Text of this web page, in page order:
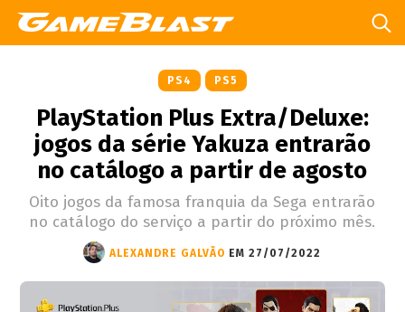
PS4 PS5
PlayStation Plus Extra/Deluxe:
jogos da série Yakuza entrarão
no catálogo a partir de agosto
Oito jogos da famosa franquia da Sega entrarão
no catálogo do serviço a partir do próximo mês.
ALEXANDRE GALVÃO EM 27/07/2022